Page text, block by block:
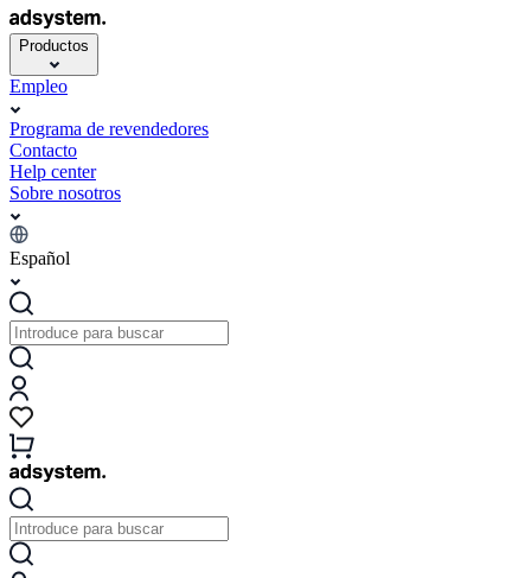
Productos
Empleo
Programa de revendedores
Contacto
Help center
Sobre nosotros
Español